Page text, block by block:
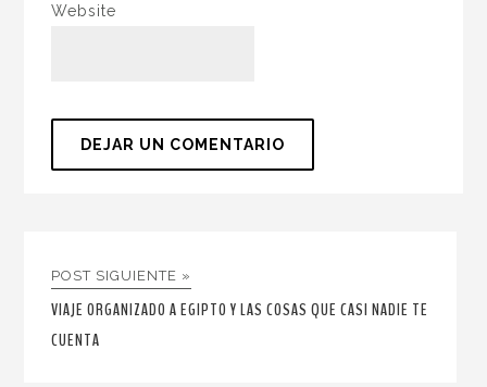
Website
POST SIGUIENTE »
VIAJE ORGANIZADO A EGIPTO Y LAS COSAS QUE CASI NADIE TE
CUENTA